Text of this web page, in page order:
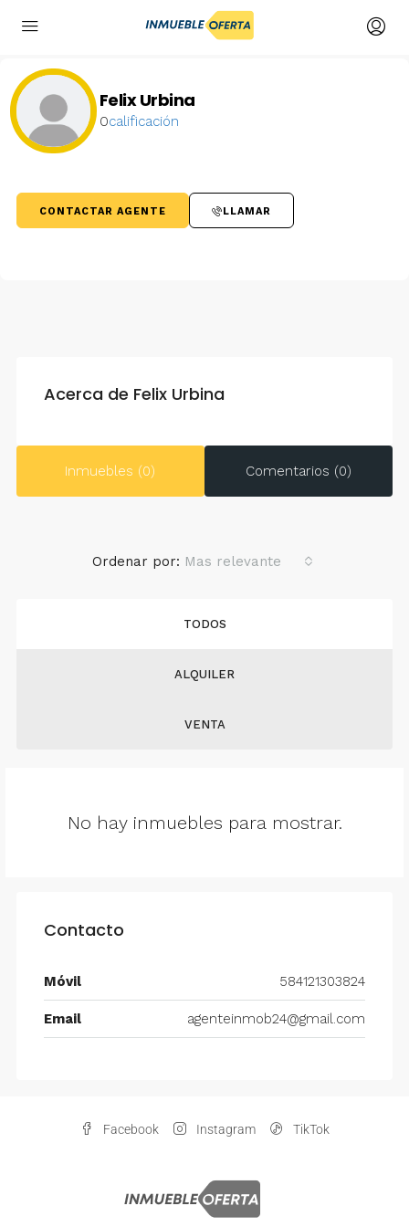
Felix Urbina
0calificación
CONTACTAR AGENTE LLAMAR
Acerca de Felix Urbina
Inmuebles (0) Comentarios (0)
TODOS
ALQUILER
VENTA
Ordenar por: Mas relevante
No hay inmuebles para mostrar.
Contacto
Móvil 584121303824
Email agenteinmob24@gmail.com
Facebook Instagram TikTok